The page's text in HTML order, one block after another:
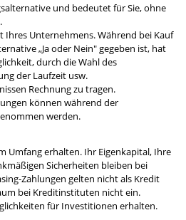
und bedeutet für Sie, ohne
Ihres Unternehmens. Während bei Kauf
„Ja oder Nein" gegeben ist, hat
durch die Wahl des
der Laufzeit usw.
Rechnung zu tragen.
können während der
werden.
Umfang erhalten. Ihr Eigenkapital, Ihre
Sicherheiten bleiben bei
Zahlungen gelten nicht als Kredit
bei Kreditinstituten nicht ein.
für Investitionen erhalten.